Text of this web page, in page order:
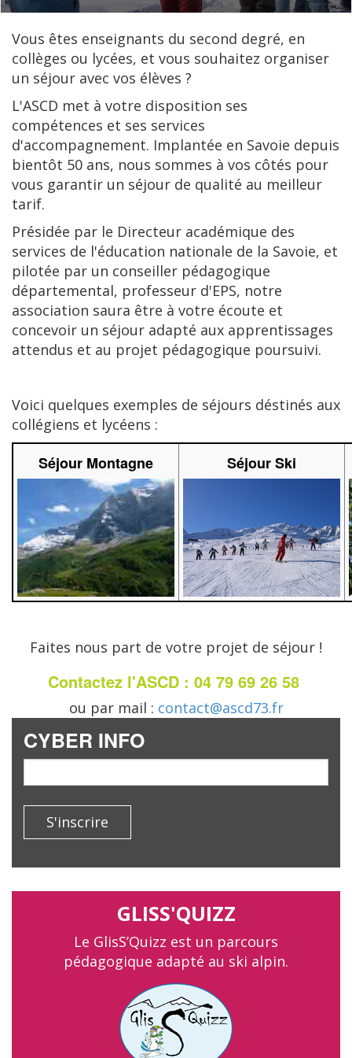
Vous êtes enseignants du second degré, en
collèges ou lycées, et vous souhaitez organiser
un séjour avec vos élèves ?
L'ASCD met à votre disposition ses
compétences et ses services
d'accompagnement. Implantée en Savoie depuis
bientôt 50 ans, nous sommes à vos côtés pour
vous garantir un séjour de qualité au meilleur
tarif.
Présidée par le Directeur académique des
services de l'éducation nationale de la Savoie, et
pilotée par un conseiller pédagogique
départemental, professeur d'EPS, notre
association saura être à votre écoute et
concevoir un séjour adapté aux apprentissages
attendus et au projet pédagogique poursuivi.
Voici quelques exemples de séjours déstinés aux
collégiens et lycéens :
Séjour Montagne Séjour Ski
Faites nous part de votre projet de séjour !
Contactez l'ASCD : 04 79 69 26 58
ou par mail : contact@ascd73.fr
CYBER INFO
S'inscrire
GLISS'QUIZZ
Le GlisS’Quizz est un parcours
pédagogique adapté au ski alpin.